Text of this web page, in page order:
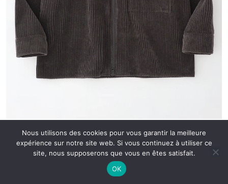
studionicholson.com
Nous utilisons des cookies pour vous garantir la meilleure
expérience sur notre site web. Si vous continuez à utiliser ce
site, nous supposerons que vous en êtes satisfait.
OK